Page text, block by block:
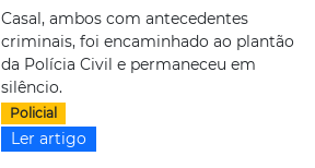
Casal, ambos com antecedentes
criminais, foi encaminhado ao plantão
da Polícia Civil e permaneceu em
silêncio.
Policial
Ler artigo